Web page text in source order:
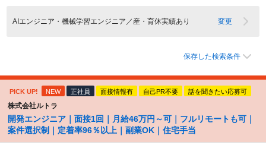
AIエンジニア・機械学習エンジニア／産・育休実績あり 変更
保存した検索条件
PICK UP! NEW 正社員 面接情報有 自己PR不要 話を聞きたい応募可
株式会社ルトラ
開発エンジニア｜面接1回｜月給46万円～可｜フルリモートも可｜
案件選択制｜定着率96％以上｜副業OK｜住宅手当